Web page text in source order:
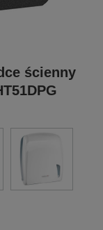
ścienny